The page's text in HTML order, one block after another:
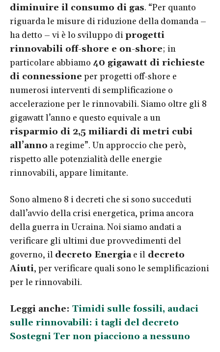
diminuire il consumo di gas. “Per quanto
riguarda le misure di riduzione della domanda –
ha detto – vi è lo sviluppo diprogetti
rinnovabili off-shore e on-shore; in
particolare abbiamo 40 gigawatt di richieste
di connessione per progetti off-shore e
numerosi interventi di semplificazione o
accelerazione per le rinnovabili. Siamo oltre gli 8
gigawatt l’anno e questo equivale a un
risparmio di 2,5 miliardi di metri cubi
all’anno a regime”. Un approccio che però,
rispetto alle potenzialità delle energie
rinnovabili, appare limitante.
Sono almeno 8 i decreti che si sono succeduti
dall’avvio della crisi energetica, prima ancora
della guerra in Ucraina. Noi siamo andati a
verificare gli ultimi due provvedimenti del
governo, il decreto Energiae il decreto
Aiuti, per verificare quali sono le semplificazioni
per le rinnovabili.
Leggi anche: Timidi sulle fossili, audaci
sulle rinnovabili: i tagli del decreto
Sostegni Ter non piacciono a nessuno